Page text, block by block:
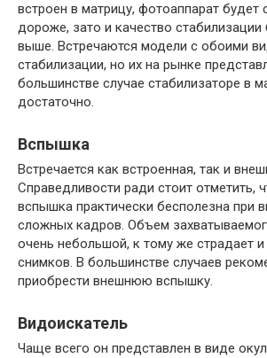
встроен в матрицу, фотоаппарат будет
дороже, зато и качество стабилизации
выше. Встречаются модели с обоими
стабилизации, но их на рынке
большинстве случае стабилизаторе в
достаточно.
Вспышка
Встречается как встроенная, так и
Справедливости ради стоит отметить,
вспышка практически бесполезна при
сложных кадров. Объем
очень небольшой, к тому же страдает и
снимков. В большинстве случаев
приобрести внешнюю вспышку.
Видоискатель
Чаще всего он представлен в виде